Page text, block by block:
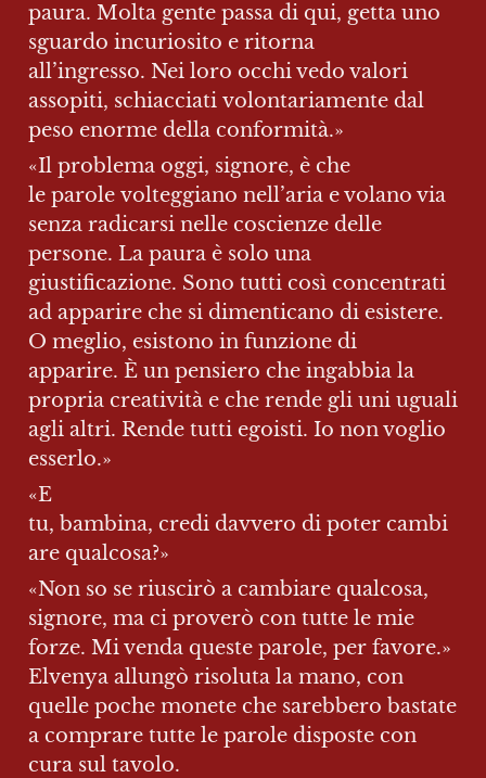
paura. Molta gente passa di qui, getta uno
sguardo incuriosito e ritorna
all’ingresso. Nei loro occhi vedo valori
assopiti, schiacciati volontariamente dal
peso enorme della conformità.»
«Il problema oggi, signore, è che
le parole volteggiano nell’aria e volano via
senza radicarsi nelle coscienze delle
persone. La paura è solo una
giustificazione. Sono tutti così concentrati
ad apparire che si dimenticano di esistere.
O meglio, esistono in funzione di
apparire. È un pensiero che ingabbia la
propria creatività e che rende gli uni uguali
agli altri. Rende tutti egoisti. Io non voglio
esserlo.»
«E
tu, bambina, credi davvero di poter cambi
are qualcosa?»
«Non so se riuscirò a cambiare qualcosa,
signore, ma ci proverò con tutte le mie
forze. Mi venda queste parole, per favore.»
Elvenya allungò risoluta la mano, con
quelle poche monete che sarebbero bastate
a comprare tutte le parole disposte con
cura sul tavolo.